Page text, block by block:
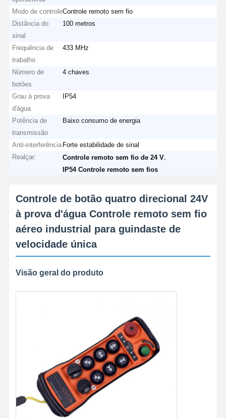
Modo de controleControle remoto sem fio
Distância do
sinal
100 metros
Frequência de
trabalho
433 MHz
Número de
botões
4 chaves
Grau à prova
d'água
IP54
Potência de
transmissão
Baixo consumo de energia
Anti-interferência Forte estabilidade de sinal
Realçar:
Controle remoto sem fio de 24 V
IP54 Controle remoto sem fios
Controle de botão quatro direcional 24V
à prova d'água Controle remoto sem fio
aéreo industrial para guindaste de
velocidade única
Visão geral do produto